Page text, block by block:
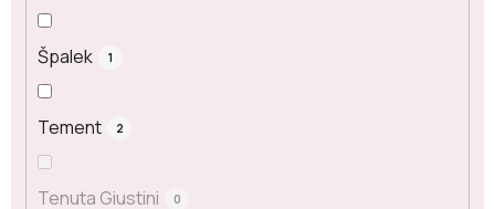
Špalek 1
Tement 2
Tenuta Giustini 0